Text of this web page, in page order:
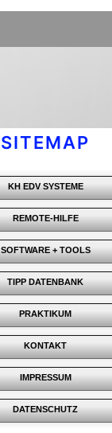
SITEMAP
KH EDV SYSTEME
REMOTE-HILFE
SOFTWARE + TOOLS
TIPP DATENBANK
PRAKTIKUM
KONTAKT
IMPRESSUM
DATENSCHUTZ